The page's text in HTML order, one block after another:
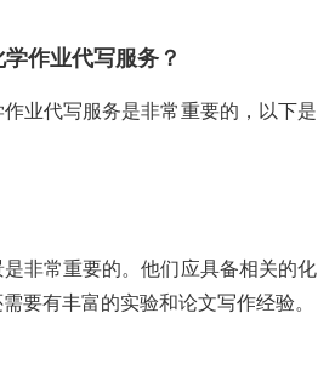
作业代写服务？
业代写服务是非常重要的，以下是
非常重要的。他们应具备相关的化
要有丰富的实验和论文写作经验。